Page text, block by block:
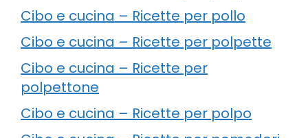
Cibo e cucina – Ricette per pollo
Cibo e cucina – Ricette per polpette
Cibo e cucina – Ricette per
polpettone
Cibo e cucina – Ricette per polpo